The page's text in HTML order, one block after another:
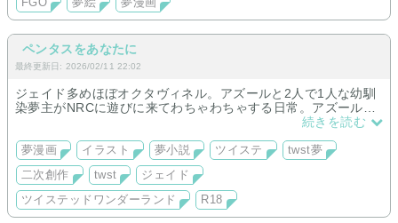
FGO 夢絵 夢漫画
ペンタスをあなたに
最終更新日: 2026/02/11 22:02
ジェイド多めほぼオクタヴィネル。アズールと2人で1人な幼馴
染夢主がNRCに遊びに来てわちゃわちゃする日常。アズールと
想い合い、ジェイドの重い愛、デュースに片想い(？)な夢漫
続きを読む
夢漫画 イラスト 夢小説 ツイステ
twst夢
二次創作
twst
ジェイド
ツイステッドワンダーランド
R18